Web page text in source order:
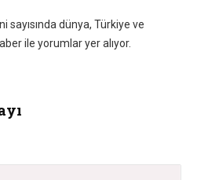
dünya, Türkiye ve
ile yorumlar yer alıyor.